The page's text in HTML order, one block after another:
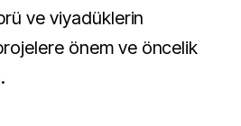
ve viyadüklerin
önem ve öncelik